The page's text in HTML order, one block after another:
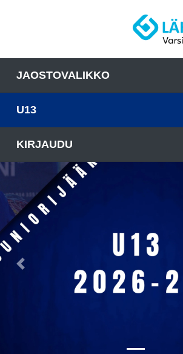
JAOSTOVALIKKO
U13
KIRJAUDU
Previous